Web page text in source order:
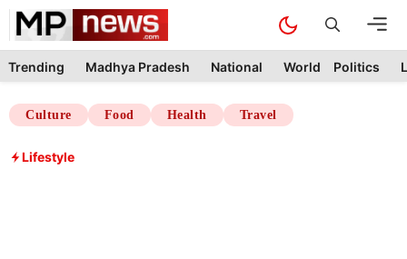
Skip
content
Trending Madhya Pradesh National World Politics
Culture Food Health Travel
Lifestyle